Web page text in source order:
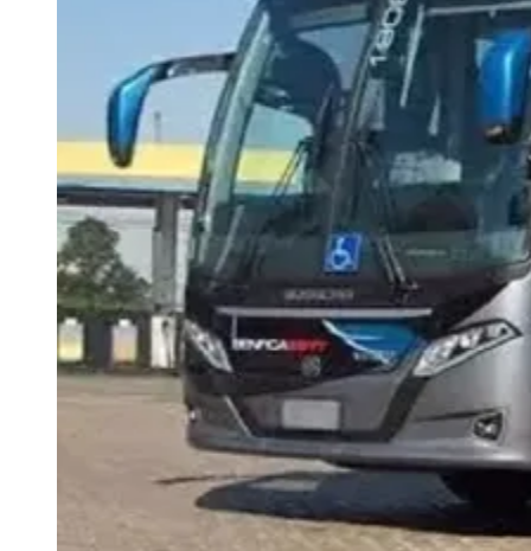
Publicidade Legal
Negócios Regionais
Segurança Regional
Hospitais Estaduais
Parques & Represas
Cidades da Região
Santana de Parnaíba
Osasco Carapicuíba JandiraItapeviCotia
Pirapora
do Bom JesusAraçariguamaCajamar CaieirasFranco da
RochaFrancisco Morato Taboão da SerraEmbu das Artes
São Roque
Para Sua Empresa
Anuncie Regional
Guia de Empresas
Vagas na RegiãoNovo
Hub de Negócios
Selo Verificado
Portal Educacional
Agenda de Vestibulares
Vagas de Emprego